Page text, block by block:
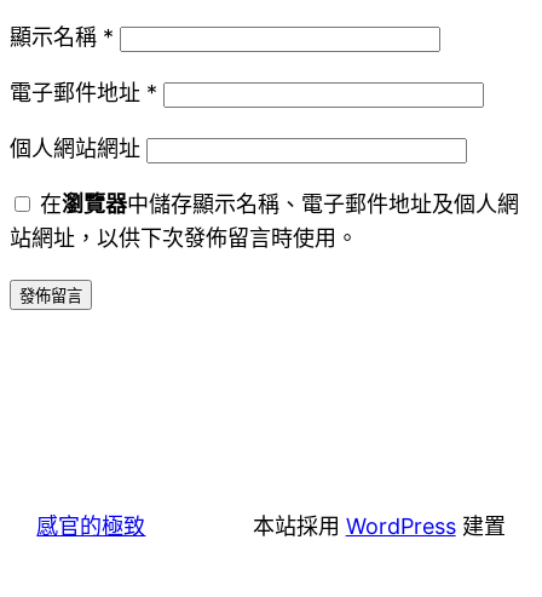
顯示名稱 *
電子郵件地址 *
個人網站網址
在瀏覽器中儲存顯示名稱、電子郵件地址及個人網
站網址，以供下次發佈留言時使用。
感官的極致 本站採用 WordPress建置